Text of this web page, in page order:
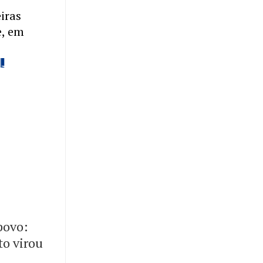
em
virou